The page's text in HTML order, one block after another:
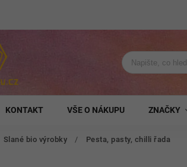
KONTAKT VŠE O NÁKUPU ZNAČKY
Slané bio výrobky / Pesta, pasty, chilli řada